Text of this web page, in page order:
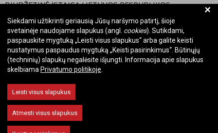
BIUDŽETINĖ ĮSTAIGA LIETUVOS RESPUBLIKOS
VALSTYBINĖ KULTŪROS PAVELDO KOMISIJA
Įmonės kodas: Juridinių asmenų registre 288700520
Adresas: Rūdninkų g. 13, 01135 Vilnius
Telefonas: +370 699 13972
El. paštas: komisija@vkpk.lt
BENDRAUKIME
+
Siekdami užtikrinti geriausią Jūsų naršymo patirtį, šioje
svetainėje naudojame slapukus (angl. cookies). Sutikdami,
paspauskite mygtuką „Leisti visus slapukus“ arba galite keisti
nustatymus paspaudus mygtuką „Keisti pasirinkimus“. Būtinųjų
(techninių) slapukų negalėsite išjungti. Informacija apie slapukus
skelbiama Privatumo politikoje
Leisti visus slapukus
Atmesti visus slapukus